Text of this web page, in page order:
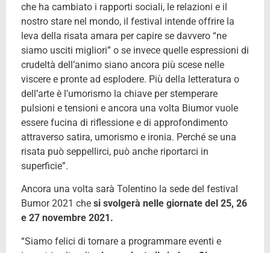
che ha cambiato i rapporti sociali, le relazioni e il
nostro stare nel mondo, il festival intende offrire la
leva della risata amara per capire se davvero “ne
siamo usciti migliori” o se invece quelle espressioni di
crudeltà dell’animo siano ancora più scese nelle
viscere e pronte ad esplodere. Più della letteratura o
dell’arte è l’umorismo la chiave per stemperare
pulsioni e tensioni e ancora una volta Biumor vuole
essere fucina di riflessione e di approfondimento
attraverso satira, umorismo e ironia. Perché se una
risata può seppellirci, può anche riportarci in
superficie”.
Ancora una volta sarà Tolentino la sede del festival
Bumor 2021 che si svolgerà nelle giornate del 25, 26
e 27 novembre 2021.
“Siamo felici di tornare a programmare eventi e